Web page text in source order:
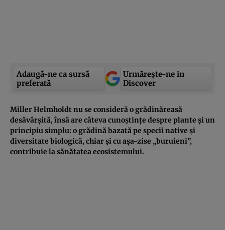
Adaugă-ne ca sursă
preferată
Urmărește-ne in
Discover
Miller Helmholdt nu se consideră o grădinăreasă
desăvârșită, însă are câteva cunoștințe despre plante și un
principiu simplu: o grădină bazată pe specii native și
diversitate biologică, chiar și cu așa-zise „buruieni”,
contribuie la sănătatea ecosistemului.